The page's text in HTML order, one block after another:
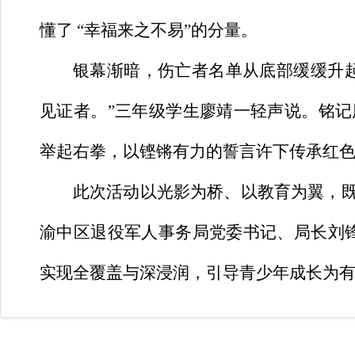
懂了 “幸福来之不易”的分量。
银幕渐暗，伤亡者名单从底部缓缓升
见证者。”三年级学生廖靖一轻声说。铭
举起右拳，以铿锵有力的誓言许下传承红
此次活动以光影为桥、以教育为翼，
渝中区退役军人事务局党委书记、局长刘
实现全覆盖与深浸润，引导青少年成长为